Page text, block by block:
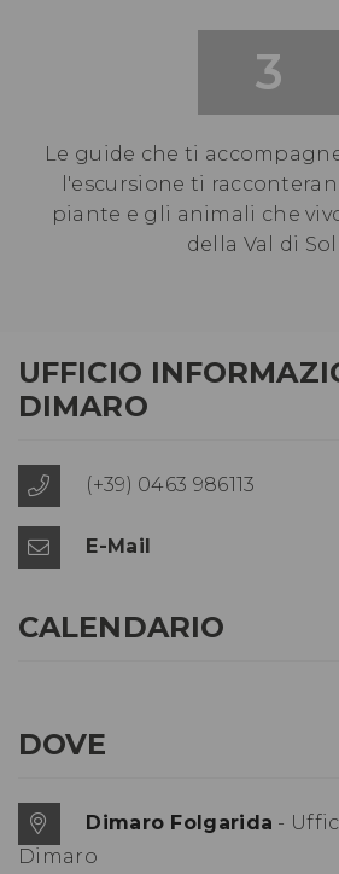
3
Le guide che ti
l'escursione ti
piante e gli animali che
della Val di
UFFICIO
DIMARO
(+39) 0463 986113
E-Mail
CALENDARIO
DOVE
Dimaro Folgarida -
Dimaro